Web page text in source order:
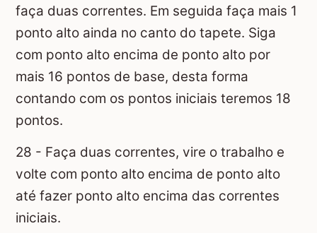
faça duas correntes. Em seguida faça mais 1
ponto alto ainda no canto do tapete. Siga
com ponto alto encima de ponto alto por
mais 16 pontos de base, desta forma
contando com os pontos iniciais teremos 18
pontos.
28 - Faça duas correntes, vire o trabalho e
volte com ponto alto encima de ponto alto
até fazer ponto alto encima das correntes
iniciais.